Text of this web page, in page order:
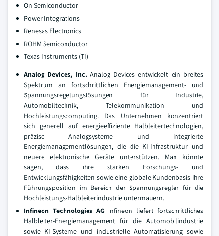
On Semiconductor
Power Integrations
Renesas Electronics
ROHM Semiconductor
Texas Instruments (TI)
Analog Devices, Inc.Analog Devices entwickelt ein breites
Spektrum an fortschrittlichen Energiemanagement- und
Spannungsregelungslösungen für Industrie,
Automobiltechnik, Telekommunikation und
Hochleistungscomputing. Das Unternehmen konzentriert
sich generell auf energieeffiziente Halbleitertechnologien,
präzise Analogsysteme und integrierte
Energiemanagementlösungen, die die KI-Infrastruktur und
neuere elektronische Geräte unterstützen. Man könnte
sagen, dass ihre starken Forschungs- und
Entwicklungsfähigkeiten sowie eine globale Kundenbasis ihre
Führungsposition im Bereich der Spannungsregler für die
Hochleistungs-Halbleiterindustrie untermauern.
Infineon Technologies AG Infineon liefert fortschrittliches
Halbleiter-Energiemanagement für die Automobilindustrie
sowie KI-Systeme und industrielle Automatisierung sowie